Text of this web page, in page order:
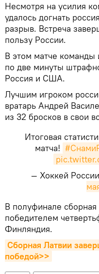
Несмотря на усилия
удалось догнать
разрыв. Встреча
пользу России.
В этом матче команды
по две минуты
Россия и США.
Лучшим игроком
вратарь Андрей
из 32 бросков в свои
Итоговая
матча!
— Хоккей
​В полуфинале сборная
победителем
Финляндия.
Сборная Латвии
победой>>